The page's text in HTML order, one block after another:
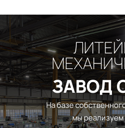
На базе
мы
ЗАВОД